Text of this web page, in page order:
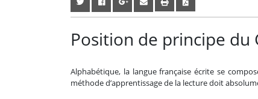
Position de principe du
Alphabétique, la langue française écrite se
méthode d’apprentissage de la lecture doit